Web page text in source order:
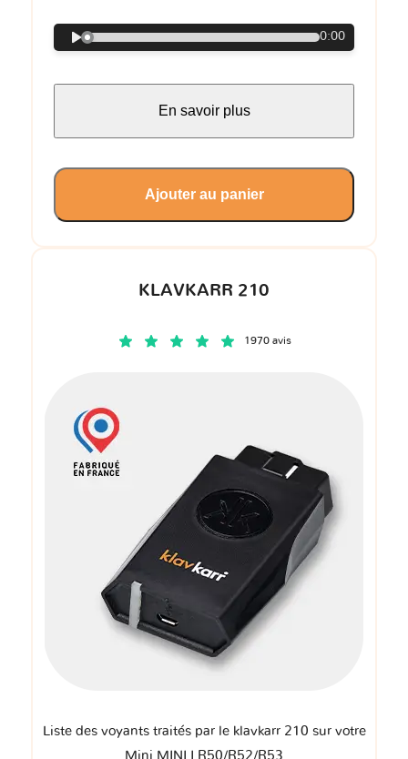
KLAVKARR 210
1970 avis
Liste des voyants traités par le klavkarr 210 sur votre
Mini MINI I R50/R52/R53
0:00
En savoir plus
Ajouter au panier